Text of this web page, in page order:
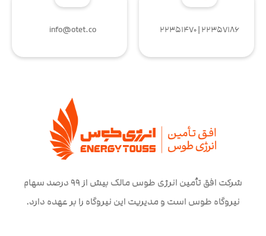
۲۲۳۵۷۱۸۶ | ۲۲۳۵۱۴۷۰ info@otet.co
شرکت افق تأمین انرژی طوس مالک بیش از ۹۹ درصد سهام
نیروگاه طوس است و مدیریت این نیروگاه را بر عهده دارد.